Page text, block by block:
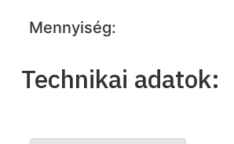
Mennyiség:
Technikai adatok: